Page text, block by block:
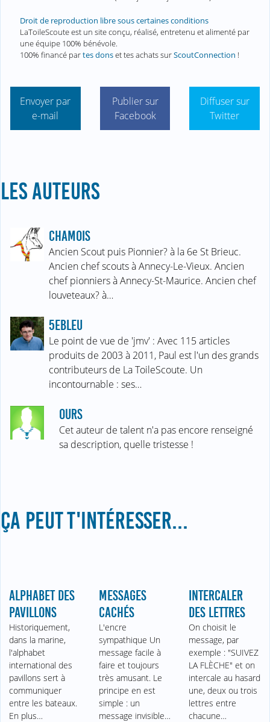
Droit de reproduction libre sous certaines conditions
LaToileScoute est un site conçu, réalisé, entretenu et alimenté par
une équipe 100% bénévole.
100% financé partes donset tes achats surScoutConnection !
Envoyer par
e-mail
Publier sur
Facebook
Diffuser sur
Twitter
LES AUTEURS
CHAMOIS
Ancien Scout puis Pionnier? à la 6e St Brieuc.
Ancien chef scouts à Annecy-Le-Vieux. Ancien
chef pionniers à Annecy-St-Maurice. Ancien chef
louveteaux? à…
5EBLEU
Le point de vue de 'jmv' : Avec 115 articles
produits de 2003 à 2011, Paul est l'un des grands
contributeurs de La ToileScoute. Un
incontournable : ses…
OURS
Cet auteur de talent n'a pas encore renseigné
sa description, quelle tristesse !
ÇA PEUT T'INTÉRESSER...
ALPHABET DES
PAVILLONS
Historiquement,
dans la marine,
l'alphabet
international des
pavillons sert à
communiquer
entre les bateaux.
En plus…
MESSAGES
CACHÉS
L'encre
sympathique Un
message facile à
faire et toujours
très amusant. Le
principe en est
simple : un
message invisible…
INTERCALER
DES LETTRES
On choisit le
message, par
exemple : "SUIVEZ
LA FLÈCHE" et on
intercale au hasard
une, deux ou trois
lettres entre
chacune…